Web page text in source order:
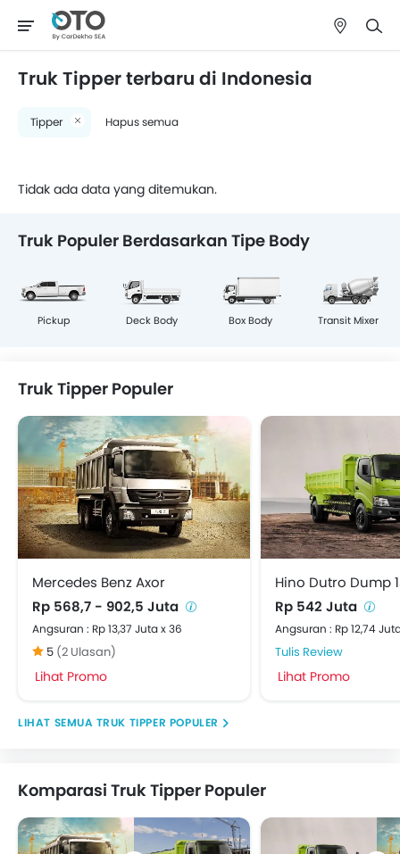
Truk Tipper terbaru di Indonesia
Tipper Hapus semua
Tidak ada data yang ditemukan.
Truk Populer Berdasarkan Tipe Body
Pickup Deck Body Box Body Transit Mixer
Truk Tipper Populer
Mercedes Benz Axor
Rp 568,7 - 902,5 Juta
Angsuran : Rp 13,37 Juta x 36
5 (2 Ulasan)
Lihat Promo
Hino Dutro Dump
Rp 542 Juta
Angsuran : Rp 12,74
Tulis Review
Lihat Promo
TRUK TIPPER POPULER
Komparasi Truk Tipper Populer